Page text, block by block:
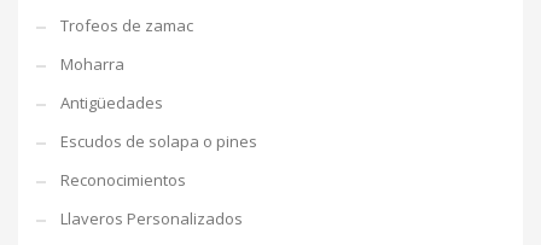
Trofeos de zamac
Moharra
Antigüedades
Escudos de solapa o pines
Reconocimientos
Llaveros Personalizados